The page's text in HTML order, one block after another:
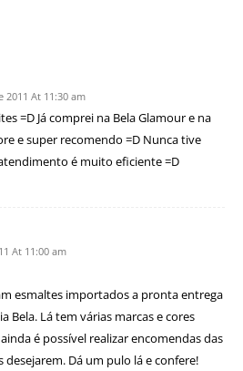
2011 At 11:30 am
=D Já comprei na Bela Glamour e na
e super recomendo =D Nunca tive
é muito eficiente =D
At 11:00 am
esmaltes importados a pronta entrega
Bela. Lá tem várias marcas e cores
é possível realizar encomendas das
desejarem. Dá um pulo lá e confere!